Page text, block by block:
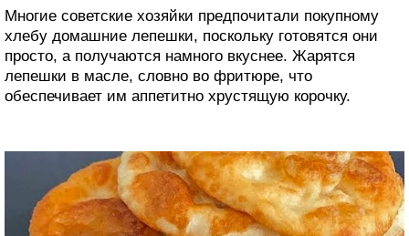
Многие советские хозяйки предпочитали покупному
хлебу домашние лепешки, поскольку готовятся они
просто, а получаются намного вкуснее. Жарятся
лепешки в масле, словно во фритюре, что
обеспечивает им аппетитно хрустящую корочку.